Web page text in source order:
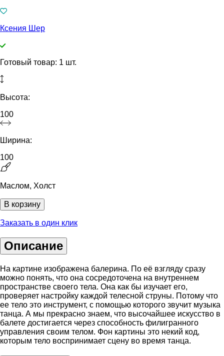
Ксения Шер
Готовый товар: 1 шт.
Высота:
100
Ширина:
100
Маслом, Холст
В корзину
Заказать в один клик
Описание
На картине изображена балерина. По её взгляду сразу
можно понять, что она сосредоточена на внутреннем
пространстве своего тела. Она как бы изучает его,
проверяет настройку каждой телесной струны. Потому что
ее тело это инструмент, с помощью которого звучит музыка
танца. А мы прекрасно знаем, что высочайшее искусство в
балете достигается через способность филигранного
управления своим телом. Фон картины это некий код,
которым тело воспринимает сцену во время танца.